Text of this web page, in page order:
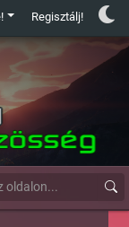
Regisztálj!